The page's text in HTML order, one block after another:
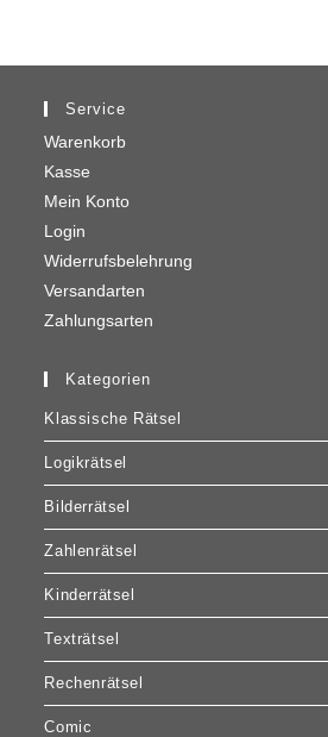
Service
Warenkorb
Kasse
Mein Konto
Login
Widerrufsbelehrung
Versandarten
Zahlungsarten
Kategorien
Klassische Rätsel
Logikrätsel
Bilderrätsel
Zahlenrätsel
Kinderrätsel
Texträtsel
Rechenrätsel
Comic